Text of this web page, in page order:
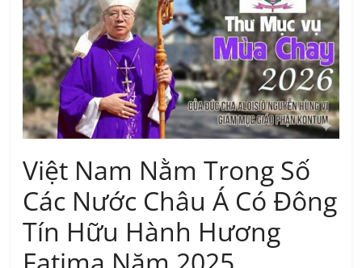
Việt Nam Nằm Trong Số
Các Nước Châu Á Có Đông
Tín Hữu Hành Hương